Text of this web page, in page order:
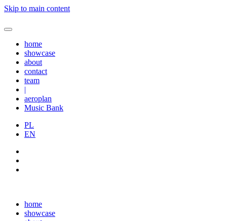
Skip to main content
home
showcase
about
contact
team
|
aeroplan
Music Bank
PL
EN
home
showcase